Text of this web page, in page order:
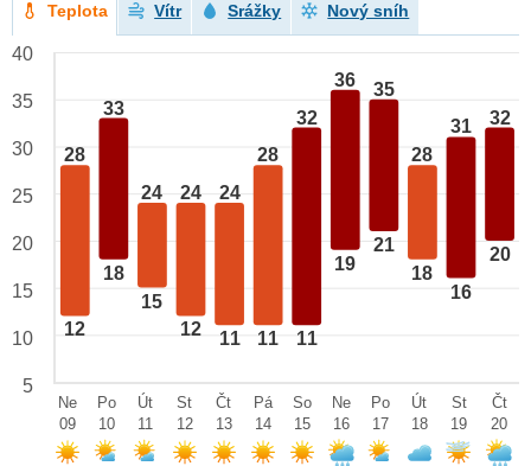
Teplota Vítr Srážky Nový sníh
28
12
33
18
24
15
24
12
24
11
28
11
32
11
36
19
35
21
28
18
31
16
32
20
40
35
30
25
20
15
10
5
Ne
09
Po
10
Út
11
St
12
Čt
13
Pá
14
So
15
Ne
16
Po
17
Út
18
St
19
Čt
20